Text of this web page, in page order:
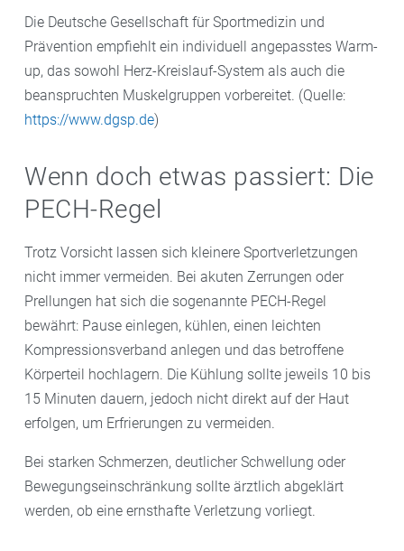
Die Deutsche Gesellschaft für Sportmedizin und
Prävention empfiehlt ein individuell angepasstes Warm-
up, das sowohl Herz-Kreislauf-System als auch die
beanspruchten Muskelgruppen vorbereitet. (Quelle:
https://www.dgsp.de)
Wenn doch etwas passiert: Die
PECH-Regel
Trotz Vorsicht lassen sich kleinere Sportverletzungen
nicht immer vermeiden. Bei akuten Zerrungen oder
Prellungen hat sich die sogenannte PECH-Regel
bewährt: Pause einlegen, kühlen, einen leichten
Kompressionsverband anlegen und das betroffene
Körperteil hochlagern. Die Kühlung sollte jeweils 10 bis
15 Minuten dauern, jedoch nicht direkt auf der Haut
erfolgen, um Erfrierungen zu vermeiden.
Bei starken Schmerzen, deutlicher Schwellung oder
Bewegungseinschränkung sollte ärztlich abgeklärt
werden, ob eine ernsthafte Verletzung vorliegt.